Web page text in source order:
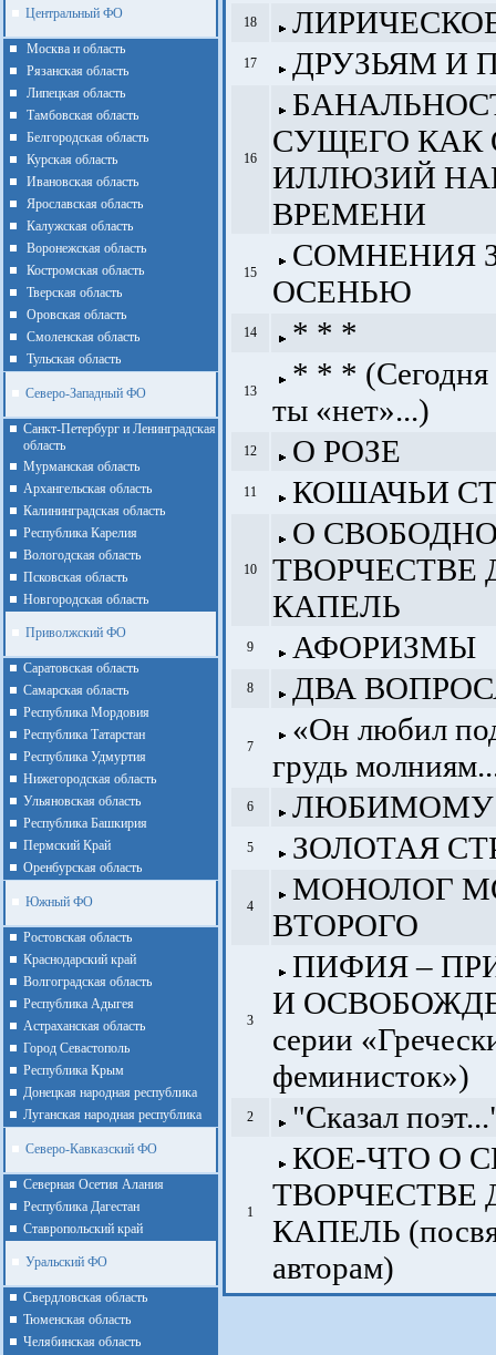
Центральный ФО
Москва и область
Рязанская область
Липецкая область
Тамбовская область
Белгородская область
Курская область
Ивановская область
Ярославская область
Калужская область
Воронежская область
Костромская область
Тверская область
Оровская область
Смоленская область
Тульская область
Северо-Западный ФО
Санкт-Петербург и Ленинградская
область
Мурманская область
Архангельская область
Калининградская область
Республика Карелия
Вологодская область
Псковская область
Новгородская область
Приволжский ФО
Cаратовская область
Cамарская область
Республика Мордовия
Республика Татарстан
Республика Удмуртия
Нижегородская область
Ульяновская область
Республика Башкирия
Пермский Край
Оренбурская область
Южный ФО
Ростовская область
Краснодарский край
Волгоградская область
Республика Адыгея
Астраханская область
Город Севастополь
Республика Крым
Донецкая народная республика
Луганская народная республика
Северо-Кавказский ФО
Северная Осетия Алания
Республика Дагестан
Ставропольский край
Уральский ФО
Cвердловская область
Тюменская область
Челябинская область
18
17 ДРУЗЬЯМ И
16
СУЩЕГО КАК
ИЛЛЮЗИЙ
ВРЕМЕНИ
15
СОМНЕНИЯ
ОСЕНЬЮ
14 * * *
13
* * * (Сегодня
ты «нет»...)
12 О РОЗЕ
11 КОШАЧЬИ
10
О
КАПЕЛЬ
9 АФОРИЗМЫ
8 ДВА
7
«Он любил
грудь
6 ЛЮБИМОМУ
5 ЗОЛОТАЯ
4
МОНОЛОГ
ВТОРОГО
3
ПИФИЯ –
И
серии
феминисток»)
2 "Сказал
1
КОЕ-ЧТО О
КАПЕЛЬ
авторам)